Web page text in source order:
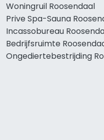
Woningruil Roosendaal
Prive Spa-Sauna
Incassobureau
Bedrijfsruimte
Ongediertebestrijding